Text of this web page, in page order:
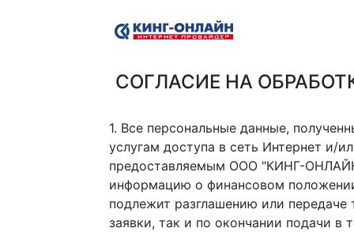
СОГЛАСИЕ НА
1. Все персональные данные,
услугам доступа в сеть Интернет и/
предоставляемым ООО "КИНГ-
информацию о финансовом
подлежит разглашению или
заявки, так и по окончании подачи в